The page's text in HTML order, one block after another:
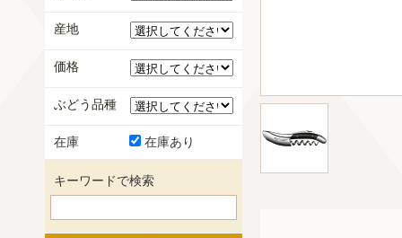
産地
価格
ぶどう品種
在庫 在庫あり
キーワードで検索